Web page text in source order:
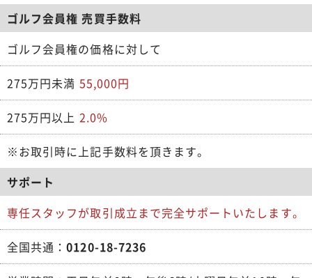
ゴルフ会員権 売買手数料
ゴルフ会員権の価格に対して
275万円未満 55,000円
275万円以上 2.0%
※お取引時に上記手数料を頂きます。
サポート
専任スタッフが取引成立まで完全サポートいたします。
全国共通：0120-18-7236